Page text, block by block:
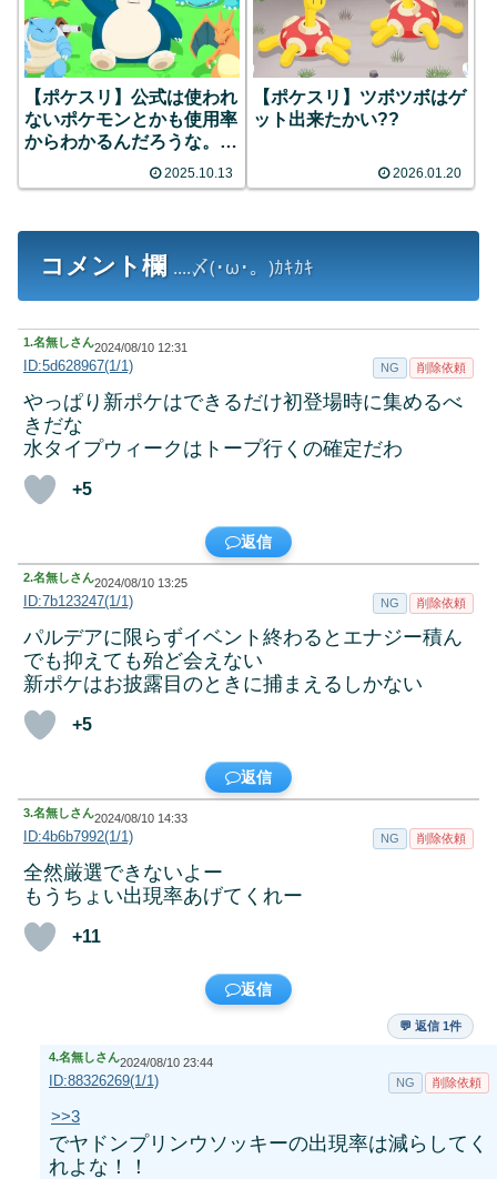
【ポケスリ】公式は使われ
ないポケモンとかも使用率
からわかるんだろうな。誰
2025.10.13
【ポケスリ】ツボツボはゲ
ット出来たかい??
2026.01.20
コメント欄 ....〆(･ω･。)ｶｷｶｷ
1.名無しさん2024/08/10 12:31
ID:5d628967(1/1) NG 削除依頼
やっぱり新ポケはできるだけ初登場時に集めるべ
きだな
水タイプウィークはトープ行くの確定だわ
+5
返信
2.名無しさん2024/08/10 13:25
ID:7b123247(1/1) NG 削除依頼
パルデアに限らずイベント終わるとエナジー積ん
でも抑えても殆ど会えない
新ポケはお披露目のときに捕まえるしかない
+5
返信
3.名無しさん2024/08/10 14:33
ID:4b6b7992(1/1) NG 削除依頼
全然厳選できないよー
もうちょい出現率あげてくれー
+11
返信
💬 返信 1件
4.名無しさん2024/08/10 23:44
ID:88326269(1/1) NG 削除依頼
>>3
でヤドンプリンウソッキーの出現率は減らしてく
れよな！！